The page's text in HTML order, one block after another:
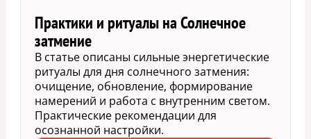
Практики и ритуалы на Солнечное
затмение
В статье описаны сильные энергетические
ритуалы для дня солнечного затмения:
очищение, обновление, формирование
намерений и работа с внутренним светом.
Практические рекомендации для
осознанной настройки.